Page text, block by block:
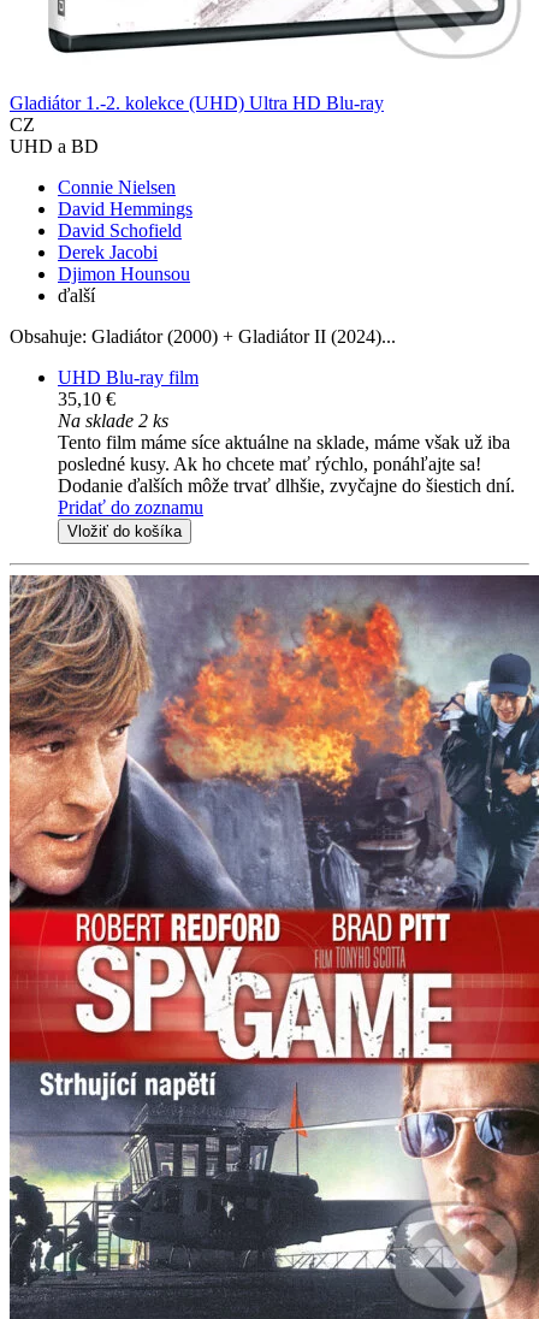
Gladiátor 1.-2. kolekce (UHD) Ultra HD Blu-ray
CZ
UHD a BD
Connie Nielsen
David Hemmings
David Schofield
Derek Jacobi
Djimon Hounsou
ďalší
Obsahuje: Gladiátor (2000) + Gladiátor II (2024)...
UHD Blu-ray film
35,10 €
Na sklade 2 ks
Tento film máme síce aktuálne na sklade, máme však už iba
posledné kusy. Ak ho chcete mať rýchlo, ponáhľajte sa!
Dodanie ďalších môže trvať dlhšie, zvyčajne do šiestich dní.
Pridať do zoznamu
Vložiť do košíka